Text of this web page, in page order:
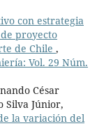
con estrategia
proyecto
de Chile ,
Vol. 29 Núm.
César
Silva Júnior,
la variación del